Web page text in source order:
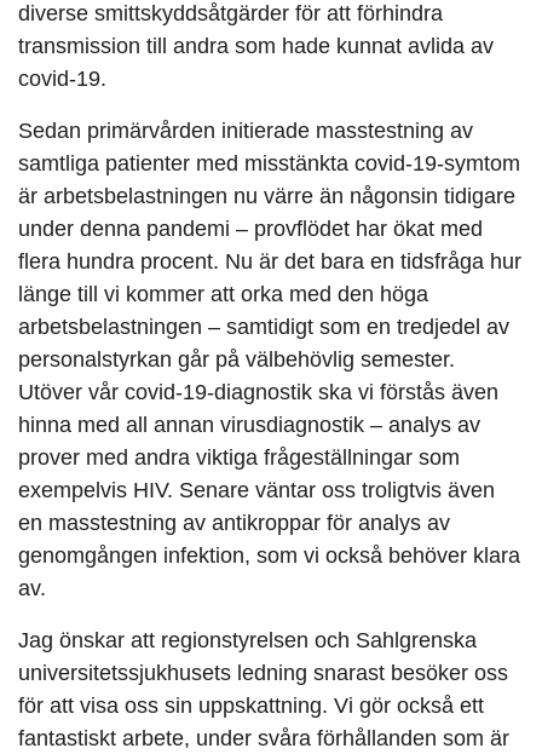
diverse smittskyddsåtgärder för att förhindra
transmission till andra som hade kunnat avlida av
covid-19.
Sedan primärvården initierade masstestning av
samtliga patienter med misstänkta covid-19-symtom
är arbetsbelastningen nu värre än någonsin tidigare
under denna pandemi – provflödet har ökat med
flera hundra procent. Nu är det bara en tidsfråga hur
länge till vi kommer att orka med den höga
arbetsbelastningen – samtidigt som en tredjedel av
personalstyrkan går på välbehövlig semester.
Utöver vår covid-19-diagnostik ska vi förstås även
hinna med all annan virusdiagnostik – analys av
prover med andra viktiga frågeställningar som
exempelvis HIV. Senare väntar oss troligtvis även
en masstestning av antikroppar för analys av
genomgången infektion, som vi också behöver klara
av.
Jag önskar att regionstyrelsen och Sahlgrenska
universitetssjukhusets ledning snarast besöker oss
för att visa oss sin uppskattning. Vi gör också ett
fantastiskt arbete, under svåra förhållanden som är